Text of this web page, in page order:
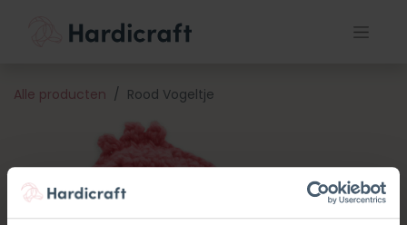
Alle producten Rood Vogeltje